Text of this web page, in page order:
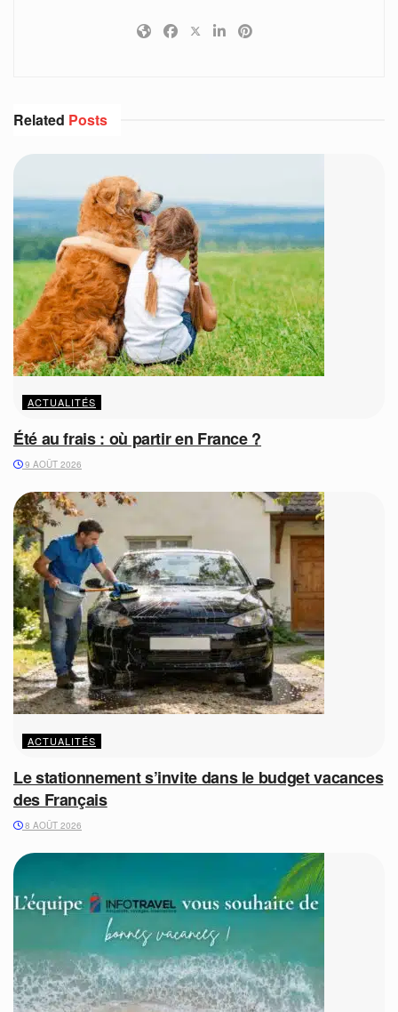
Related Posts
ACTUALITÉS
Été au frais : où partir en France ?
9 AOÛT 2026
ACTUALITÉS
Le stationnement s’invite dans le budget vacances
des Français
8 AOÛT 2026